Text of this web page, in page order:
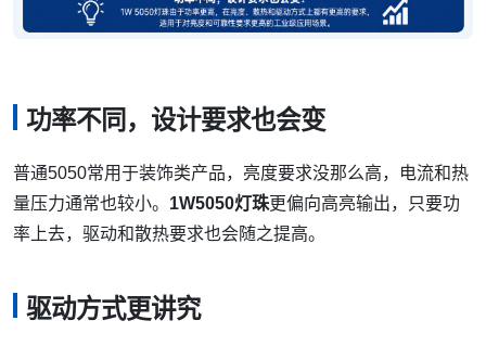
功率不同，设计要求也会变
普通5050常用于装饰类产品，亮度要求没那么高，电流和热
量压力通常也较小。 1W5050灯珠更偏向高亮输出，只要功
率上去，驱动和散热要求也会随之提高。
驱动方式更讲究